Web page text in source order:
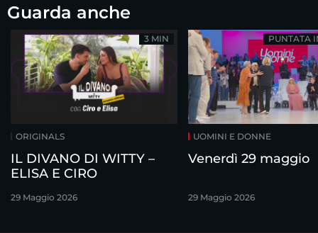
Guarda anche
ORIGINALS
IL DIVANO DI WITTY –
ELISA E CIRO
29 Maggio 2026
3 MIN
UOMINI E DONNE
Venerdì 29 maggio
29 Maggio 2026
PUNTATA